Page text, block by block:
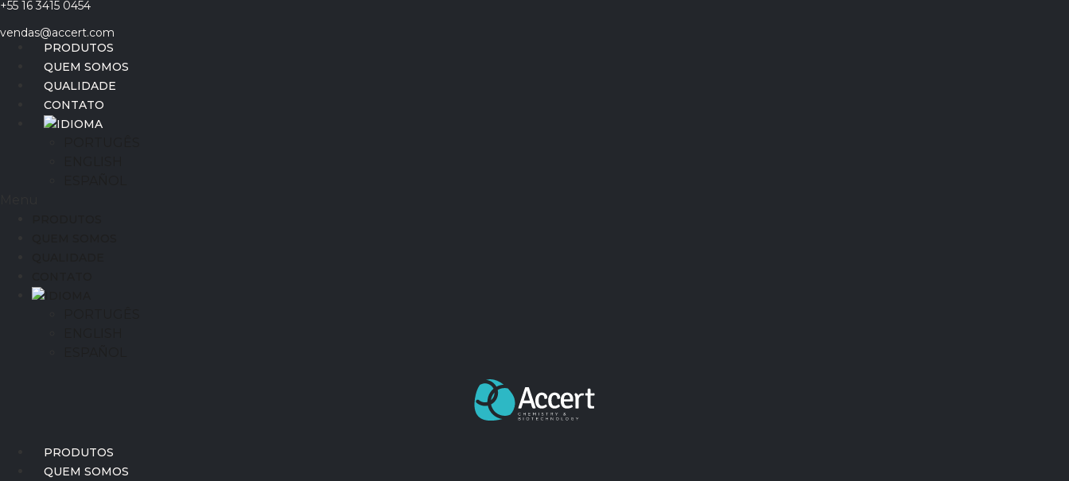
Ir
para
conteúdo
+55 16 3415 0454
vendas@accert.com
PRODUTOS
QUEM SOMOS
QUALIDADE
CONTATO
IDIOMA
PRODUTOS
QUEM SOMOS